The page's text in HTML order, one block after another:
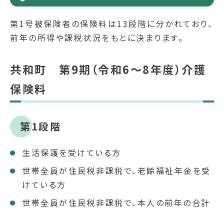
第1号被保険者の保険料は13段階に分かれており、
前年の所得や課税状況をもとに決まります。
共和町 第9期（令和6～8年度）介護
保険料
第1段階
生活保護を受けている方
世帯全員が住民税非課税で、老齢福祉年金を受
けている方
世帯全員が住民税非課税で、本人の前年の合計